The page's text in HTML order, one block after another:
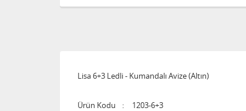
Lisa 6+3 Ledli - Kumandalı Avize (Altın)
Ürün Kodu :
1203-6+3